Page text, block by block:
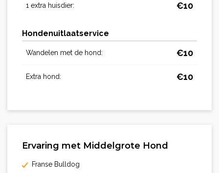
1 extra huisdier: €10
Hondenuitlaatservice
Wandelen met de hond: €10
Extra hond: €10
Ervaring met Middelgrote Hond
Franse Bulldog